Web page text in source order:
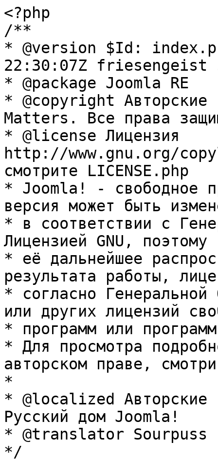
<?php
/**
* @version $Id:
22:30:07Z friesengeist
* @package Joomla RE
* @copyright Авторские
Matters. Все права
* @license Лицензия
http://www.gnu.org/
смотрите LICENSE.php
* Joomla! - свободное
версия может быть
* в соответствии с
Лицензией GNU, поэтому
* её дальнейшее
результата работы,
* согласно Генеральной
или других лицензий
* программ или
* Для просмотра
авторском праве,
*
* @localized Авторские
Русский дом Joomla!
* @translator Sourpuss
*/